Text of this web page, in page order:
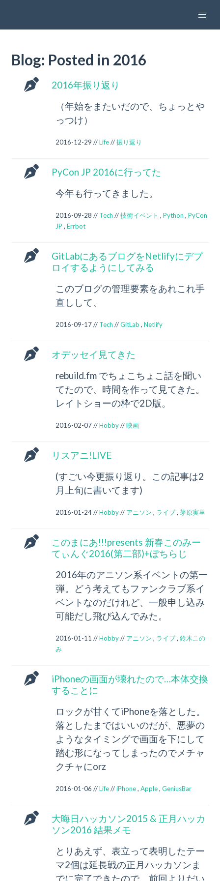
Blog: Posted in 2016
2016年振り返り
（年始をまたいだので、ちょっとや
っつけ）
2016-12-29 //Life//振り返り
PyCon JP 2016に行ってた
今年も行ってきました。
2016-09-28 // Tech //技術イベント , Python , PyCon
JP , Errbot
GitLabにあるブログをNetlifyにデプ
ロイするようにしてみる
このブログの管理要素をあれこれ手
直しして、
2016-09-17 // Tech //GitLab , Netlify
オデッセイ見てきた
rebuild.fm でちょこちょこ話を聞い
てたので、時間を作って見てきた。
レイトショーの枠で2D版。
2016-02-07 //Hobby//映画
リスアニ!LIVE
(すごい今更振り返り。この記事は2
月上旬に書いてます)
2016-01-24 //Hobby// アニソン , ライブ, 茅原実里
このまにあ!!!presents 新春このみー
てぃんぐ2016(第二部)+ぼちらじ
2016年のアニソン系イベントの第一
弾。どう考えてもファンクラブ系イ
ベントなのだけれど、一般申し込み
可能だし飛び込んでみた。
2016-01-11 //Hobby// アニソン , ライブ, 鈴木この
み
iPhoneの画面が壊れたので…本体交換
することに
ロックが甘くてiPhoneを落とした。
落としたまではいいのだが、悪夢の
ようなタイミングで画面を下にして
踏む形になってしまったのでメチャ
クチャにorz
2016-01-06 //Life//iPhone, Apple, GeniusBar
大晦日ハッカソン2015 & 正月ハッカ
ソン2016 結果メモ
とりあえず、表立って表明したテー
マ2個は延長戦の正月ハッカソンま
でに完了できたので、前回よりだい